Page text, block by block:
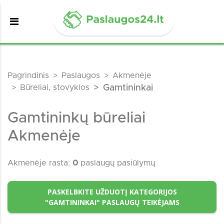
Pagrindinis Paslaugos
Akmenėje
Būreliai, stovyklos
Gamtininkai
Gamtininkų būreliai
Akmenėje
Akmenėje rasta: 0 paslaugų pasiūlymų
PASKELBKITE UŽDUOTĮ KATEGORIJOS
"GAMTININKAI" PASLAUGŲ TEIKĖJAMS